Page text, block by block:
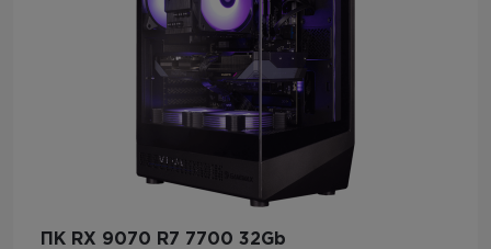
ПК RX 9070 R7 7700 32Gb